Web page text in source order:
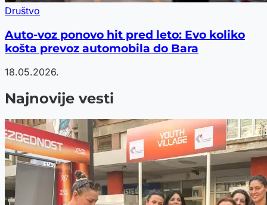
Društvo
Auto-voz ponovo hit pred leto: Evo koliko
košta prevoz automobila do Bara
18.05.2026.
Najnovije vesti